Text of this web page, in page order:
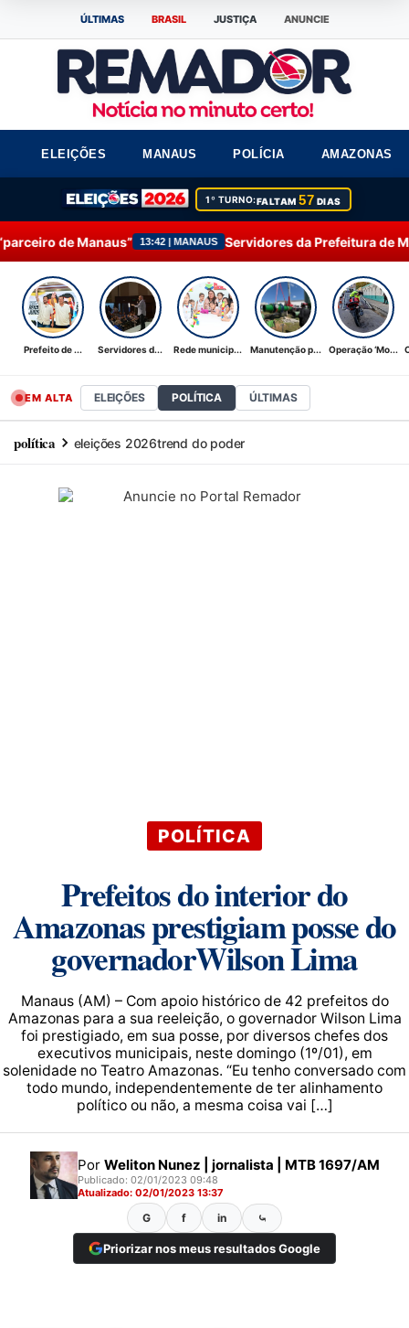
ÚLTIMAS BRASIL JUSTIÇA ANUNCIE
ELEIÇÕES MANAUS POLÍCIA AMAZONAS
1º TURNO:FALTAM57 DIAS
13:42 | MANAUS Servidores da Prefeitura de Manaus participam
Prefeito de ... Servidores d... Rede municip... Manutenção p... Operação ‘Mo...
EM ALTA ELEIÇÕES POLÍTICA ÚLTIMAS
política eleições 2026trend do poder
POLÍTICA
Prefeitos do interior do
Amazonas prestigiam posse do
governadorWilson Lima
Manaus (AM) – Com apoio histórico de 42 prefeitos do
Amazonas para a sua reeleição, o governador Wilson Lima
foi prestigiado, em sua posse, por diversos chefes dos
executivos municipais, neste domingo (1º/01), em
solenidade no Teatro Amazonas. “Eu tenho conversado com
todo mundo, independentemente de ter alinhamento
político ou não, a mesma coisa vai […]
Por Weliton Nunez | jornalista | MTB 1697/AM
Publicado: 02/01/2023 09:48
Atualizado: 02/01/2023 13:37
G f in ⤿
Priorizar nos meus resultados Google